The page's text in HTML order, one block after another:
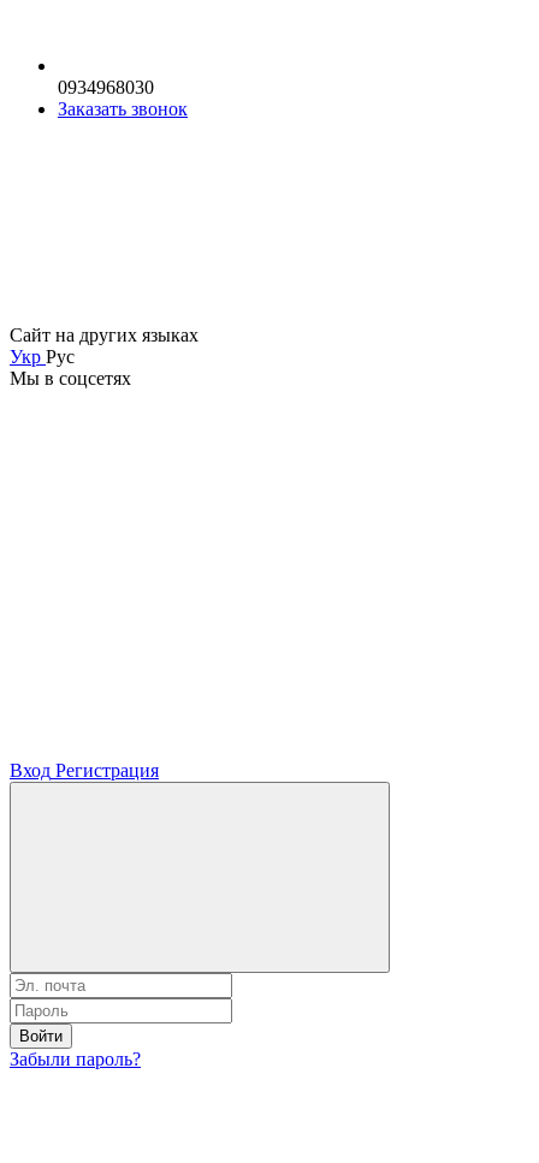
0934968030
Заказать звонок
Сайт на других языках
Укр Рус
Мы в соцсетях
Вход Регистрация
Войти
Забыли пароль?